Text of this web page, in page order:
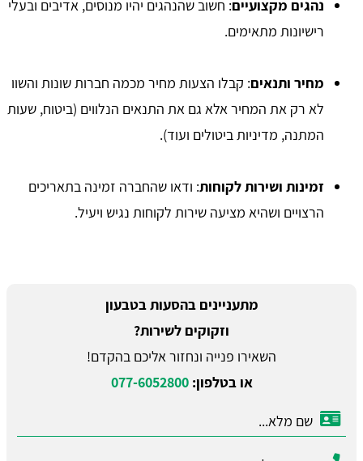
נהגים מקצועיים: חשוב שהנהגים יהיו מנוסים, אדיבים ובעלי
רישיונות מתאימים.
מחיר ותנאים: קבלו הצעות מחיר מכמה חברות שונות והשוו
לא רק את המחיר אלא גם את התנאים הנלווים (ביטוח, שעות
המתנה, מדיניות ביטולים ועוד).
זמינות ושירות לקוחות: ודאו שהחברה זמינה בתאריכים
הרצויים ושהיא מציעה שירות לקוחות נגיש ויעיל.
מתעניינים בהסעות בטבעון
וזקוקים לשירות?
השאירו פנייה ונחזור אליכם בהקדם!
או בטלפון:077-6052800